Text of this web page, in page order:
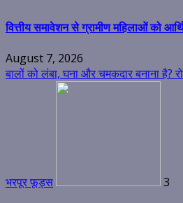
वित्तीय समावेशन से ग्रामीण महिलाओं को
August 7, 2026
बालों को लंबा, घना और चमकदार बनाना है?
भरपूर फूड्स 3